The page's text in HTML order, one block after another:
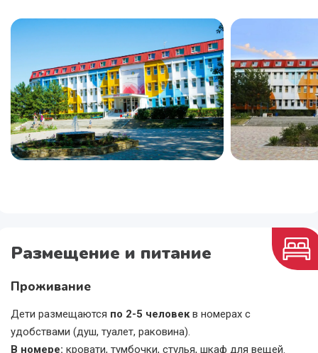
Размещение и питание
Проживание
Дети размещаются по 2-5 человек в номерах с
удобствами (душ, туалет, раковина).
В номере: кровати, тумбочки, стулья, шкаф для вещей.